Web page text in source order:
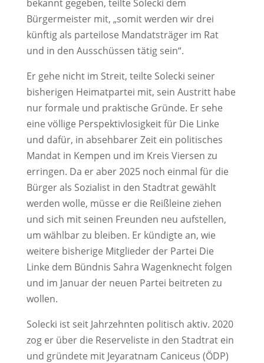
bekannt gegeben, teilte Solecki dem
Bürgermeister mit, „somit werden wir drei
künftig als parteilose Mandatsträger im Rat
und in den Ausschüssen tätig sein“.
Er gehe nicht im Streit, teilte Solecki seiner
bisherigen Heimatpartei mit, sein Austritt habe
nur formale und praktische Gründe. Er sehe
eine völlige Perspektivlosigkeit für Die Linke
und dafür, in absehbarer Zeit ein politisches
Mandat in Kempen und im Kreis Viersen zu
erringen. Da er aber 2025 noch einmal für die
Bürger als Sozialist in den Stadtrat gewählt
werden wolle, müsse er die Reißleine ziehen
und sich mit seinen Freunden neu aufstellen,
um wählbar zu bleiben. Er kündigte an, wie
weitere bisherige Mitglieder der Partei Die
Linke dem Bündnis Sahra Wagenknecht folgen
und im Januar der neuen Partei beitreten zu
wollen.
Solecki ist seit Jahrzehnten politisch aktiv. 2020
zog er über die Reserveliste in den Stadtrat ein
und gründete mit Jeyaratnam Caniceus (ÖDP)